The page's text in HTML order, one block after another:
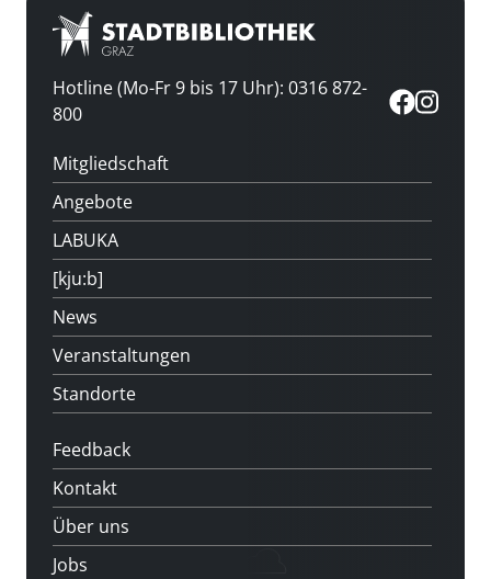
Hotline (Mo-Fr 9 bis 17 Uhr): 0316 872-
800
Mitgliedschaft
Angebote
LABUKA
[kju:b]
News
Veranstaltungen
Standorte
Feedback
Kontakt
Über uns
Jobs